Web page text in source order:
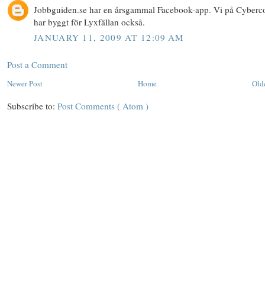
Jobbguiden.se har en årsgammal Facebook-app. Vi på
har byggt för Lyxfällan också.
JANUARY 11, 2009 AT 12:09 AM
Post a Comment
Newer Post Home
Subscribe to: Post Comments ( Atom )